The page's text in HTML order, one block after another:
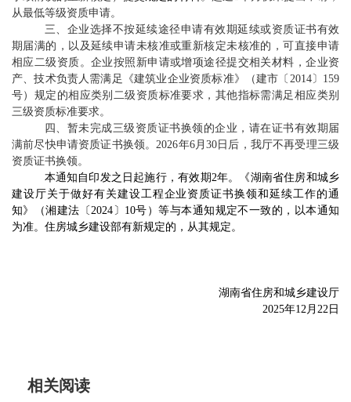
从最低等级资质申请。
三、企业选择不按延续途径申请有效期延续或资质证书有效
期届满的，以及延续申请未核准或重新核定未核准的，可直接申请
相应二级资质。企业按照新申请或增项途径提交相关材料，企业资
产、技术负责人需满足《建筑业企业资质标准》 （建市〔 2014〕 159
号） 规定的相应类别二级资质标准要求，其他指标需满足相应类别
三级资质标准要求。
四、暂未完成三级资质证书换领的企业，请在证书有效期届
满前尽快申请资质证书换领。2026年6月30 日后，我厅不再受理三级
资质证书换领。
本通知自印发之日起施行，有效期2年。《湖南省住房和城乡
建设厅关于做好有关建设工程企业资质证书换领和延续工作的通
知》（湘建法〔2024 〕 10号）等与本通知规定不一致的，以本通知
为准。住房城乡建设部有新规定的 ， 从其规定。
湖南省住房和城乡建设厅
2025年12月 22 日
相关阅读